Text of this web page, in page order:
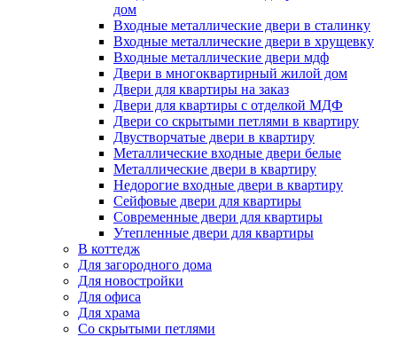
дом
Входные металлические двери в сталинку
Входные металлические двери в хрущевку
Входные металлические двери мдф
Двери в многоквартирный жилой дом
Двери для квартиры на заказ
Двери для квартиры с отделкой МДФ
Двери со скрытыми петлями в квартиру
Двустворчатые двери в квартиру
Металлические входные двери белые
Металлические двери в квартиру
Недорогие входные двери в квартиру
Сейфовые двери для квартиры
Современные двери для квартиры
Утепленные двери для квартиры
В коттедж
Для загородного дома
Для новостройки
Для офиса
Для храма
Со скрытыми петлями